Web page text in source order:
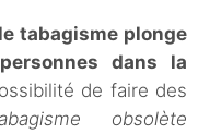
le tabagisme plonge
dans la
de faire des
obsolète